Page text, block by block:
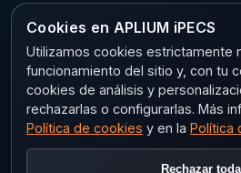
Sectores
Legal
Aviso legal
Cookies en APLIUM iPECS
Utilizamos cookies estrictamente
funcionamiento del sitio y, con tu
cookies de análisis y
rechazarlas o configurarlas. Más
Política de cookies y en la Política
Rechazar